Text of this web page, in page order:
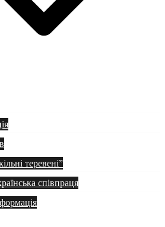
теревені”
співпраця